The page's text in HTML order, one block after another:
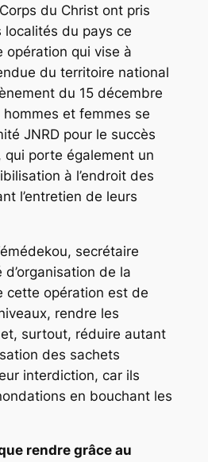
du Christ ont pris
localités du pays ce
opération qui vise à
du territoire national
du 15 décembre
et femmes se
JNRD pour le succès
porte également un
à l’endroit des
l’entretien de leurs
secrétaire
de la
cette opération est de
rendre les
surtout, réduire autant
des sachets
interdiction, car ils
en bouchant les
rendre grâce au